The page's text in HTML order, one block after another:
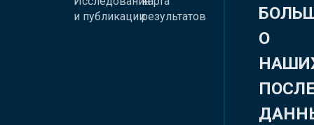
и публикациирезультатов
О